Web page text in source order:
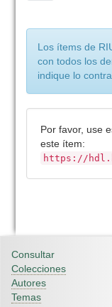
Los ítems de
con todos los
indique lo
Por favor, use
este ítem:
https://
Consultar
Colecciones
Autores
Temas